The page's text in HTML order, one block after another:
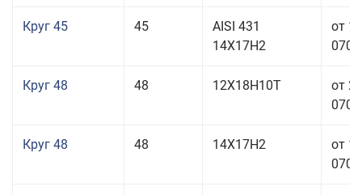
Круг 45 45
AISI 431
14Х17Н2
от
Круг 48 48 12Х18Н10Т
от
Круг 48 48 14Х17Н2
от